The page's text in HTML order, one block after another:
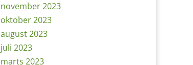
november 2023
oktober 2023
august 2023
juli 2023
marts 2023